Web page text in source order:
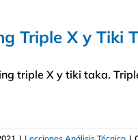
Triple X y Tiki
triple X y tiki taka.